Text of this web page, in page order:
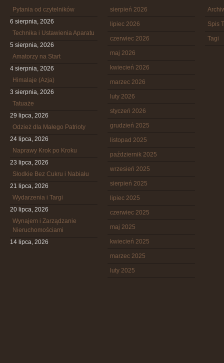
Pytania od czytelników
6 sierpnia, 2026
Technika i Ustawienia Aparatu
5 sierpnia, 2026
Amatorzy na Start
4 sierpnia, 2026
Himalaje (Azja)
3 sierpnia, 2026
Tatuaże
29 lipca, 2026
Odzież dla Małego Patrioty
24 lipca, 2026
Naprawy Krok po Kroku
23 lipca, 2026
Słodkie Bez Cukru i Nabiału
21 lipca, 2026
Wydarzenia i Targi
20 lipca, 2026
Wynajem i Zarządzanie
Nieruchomościami
14 lipca, 2026
sierpień 2026
lipiec 2026
czerwiec 2026
maj 2026
kwiecień 2026
marzec 2026
luty 2026
styczeń 2026
grudzień 2025
listopad 2025
październik 2025
wrzesień 2025
sierpień 2025
lipiec 2025
czerwiec 2025
maj 2025
kwiecień 2025
marzec 2025
luty 2025
Spis
Tagi